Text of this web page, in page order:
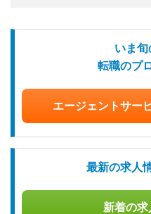
いま旬
転職のプ
エージェントサー
最新の求人
新着の